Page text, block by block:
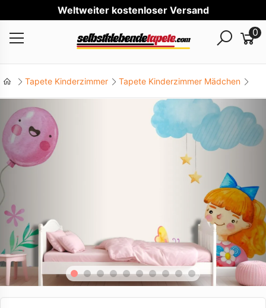
Wel
0
Tapete Kinderzimmer Tapete Kinderzimmer Mädchen